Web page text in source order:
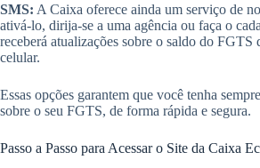
SMS: A Caixa oferece ainda um serviço de
ativá-lo, dirija-se a uma agência ou faça o
receberá atualizações sobre o saldo do FGTS
celular.
Essas opções garantem que você tenha
sobre o seu FGTS, de forma rápida e segura.
Passo a Passo para Acessar o Site da Caixa